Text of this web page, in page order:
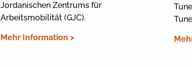
Jordanischen Zentrums für
Arbeitsmobilität (GJC).
Mehr Information >